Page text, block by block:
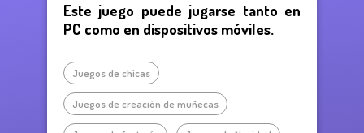
Este juego puede jugarse tanto en
PC como en dispositivos móviles.
Juegos de chicas
Juegos de creación de muñecas